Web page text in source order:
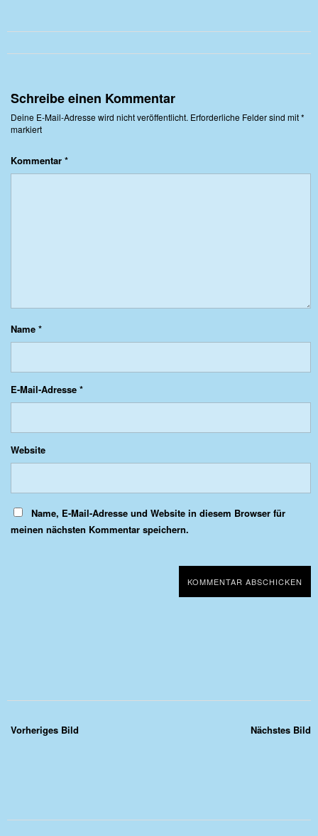
Schreibe einen Kommentar
Deine E-Mail-Adresse wird nicht veröffentlicht. Erforderliche Felder sind mit*
markiert
Kommentar *
Name *
E-Mail-Adresse *
Website
Name, E-Mail-Adresse und Website in diesem Browser für
meinen nächsten Kommentar speichern.
Nächstes Bild
Vorheriges Bild